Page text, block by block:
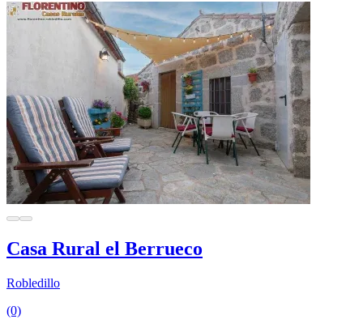
Casa Rural el Berrueco
Robledillo
(0)